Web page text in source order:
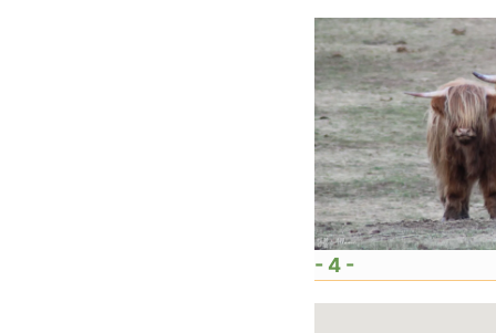
- 4 -